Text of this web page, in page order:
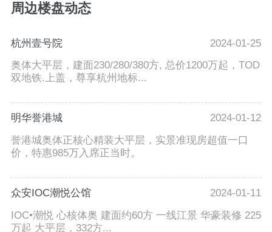
周边楼盘动态
杭州壹号院
2024-01-25
奥体大平层，建面230/280/380方, 总价1200万起，TOD
双地铁.上盖，尊享杭州地标...
明华誉港城
2024-01-12
誉港城奥体正核心精装大平层，实景准现房超值一口
价，特惠985万入席正当时。
众安IOC潮悦公馆
2024-01-11
IOC•潮悦 心核体奥 建面约60方 一线江景 华豪装修 225
万起 大平层，332方...